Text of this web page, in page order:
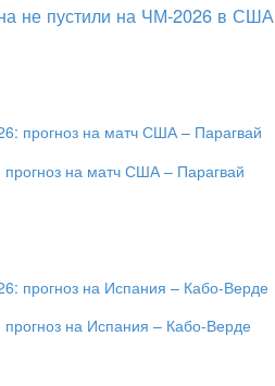
не пустили на ЧМ-2026 в США
на матч США – Парагвай
на Испания – Кабо-Верде